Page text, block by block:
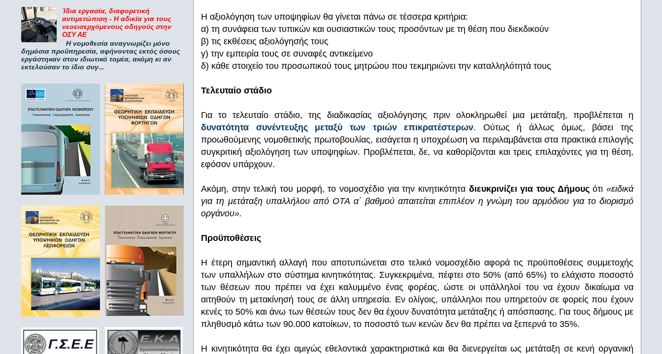
Η αξιολόγηση των υποψηφίων θα γίνεται πάνω σε τέσσερα κριτήρια:
α) τη συνάφεια των τυπικών και ουσιαστικών τους προσόντων με τη θέση που διεκδικούν
β) τις εκθέσεις αξιολόγησής τους
γ) την εμπειρία τους σε συναφές αντικείμενο
δ) κάθε στοιχείο του προσωπικού τους μητρώου που τεκμηριώνει την καταλληλότητά τους
Τελευταίο στάδιο
Για το τελευταίο στάδιο, της διαδικασίας αξιολόγησης πριν ολοκληρωθεί μια μετάταξη, προβλέπεται η
δυνατότητα συνέντευξης μεταξύ των τριών επικρατέστερων. Ούτως ή άλλως όμως, βάσει της
προωθούμενης νομοθετικής πρωτοβουλίας, εισάγεται η υποχρέωση να περιλαμβάνεται στα πρακτικά επιλογής
συγκριτική αξιολόγηση των υποψηφίων. Προβλέπεται, δε, να καθορίζονται και τρεις επιλαχόντες για τη θέση,
εφόσον υπάρχουν.
Ακόμη, στην τελική του μορφή, το νομοσχέδιο για την κινητικότητα διευκρινίζει για τους Δήμουςότι«ειδικά
για τη μετάταξη υπαλλήλου από ΟΤΑ α΄ βαθμού απαιτείται επιπλέον η γνώμη του αρμόδιου για το διορισμό
οργάνου».
Προϋποθέσεις
Η έτερη σημαντική αλλαγή που αποτυπώνεται στο τελικό νομοσχέδιο αφορά τις προϋποθέσεις συμμετοχής
των υπαλλήλων στο σύστημα κινητικότητας. Συγκεκριμένα, πέφτει στο 50% (από 65%) το ελάχιστο ποσοστό
των θέσεων που πρέπει να έχει καλυμμένο ένας φορέας, ώστε οι υπάλληλοί του να έχουν δικαίωμα να
αιτηθούν τη μετακίνησή τους σε άλλη υπηρεσία. Εν ολίγοις, υπάλληλοι που υπηρετούν σε φορείς που έχουν
κενές το 50% και άνω των θέσεών τους δεν θα έχουν δυνατότητα μετάταξης ή απόσπασης. Για τους δήμους με
πληθυσμό κάτω των 90.000 κατοίκων, το ποσοστό των κενών δεν θα πρέπει να ξεπερνά το 35%.
Η κινητικότητα θα έχει αμιγώς εθελοντικά χαρακτηριστικά και θα διενεργείται ως μετάταξη σε κενή οργανική
Ίδια εργασία, διαφορετική
αντιμετώπιση - Η αδικία για τους
νεοεισερχόμενους οδηγούς στην
ΟΣΥ ΑΕ
Η νομοθεσία αναγνωρίζει μόνο
δημόσια προϋπηρεσία, αφήνοντας εκτός όσους
εργάστηκαν στον ιδιωτικό τομέα, ακόμη κι αν
εκτελούσαν το ίδιο συγ...